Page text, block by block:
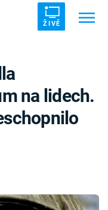
ŽIVĚ
na lidech.